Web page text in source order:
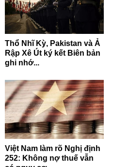
Thổ Nhĩ Kỳ, Pakistan và Ả
Rập Xê Út ký kết Biên bản
ghi nhớ...
Việt Nam làm rõ Nghị định
252: Không nợ thuế vẫn